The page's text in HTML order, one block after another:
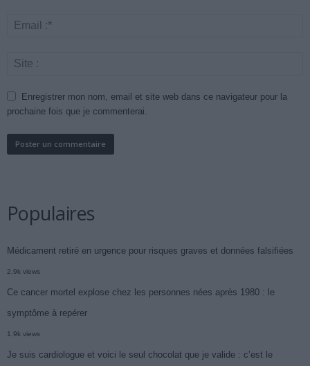
Enregistrer mon nom, email et site web dans ce navigateur pour la
prochaine fois que je commenterai.
Populaires
Médicament retiré en urgence pour risques graves et données falsifiées
2.9k views
Ce cancer mortel explose chez les personnes nées après 1980 : le
symptôme à repérer
1.9k views
Je suis cardiologue et voici le seul chocolat que je valide : c’est le